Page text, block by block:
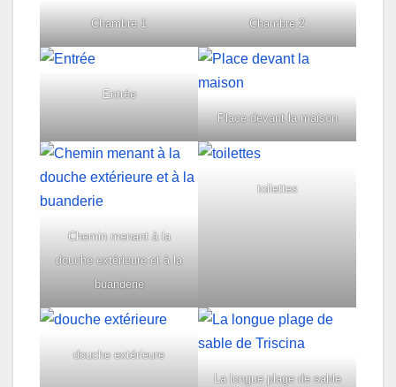
Chambre 1 Chambre 2
Entrée
Place devant la maison
Chemin menant à la
douche extérieure et à la
buanderie
toilettes
douche extérieure
La longue plage de sable